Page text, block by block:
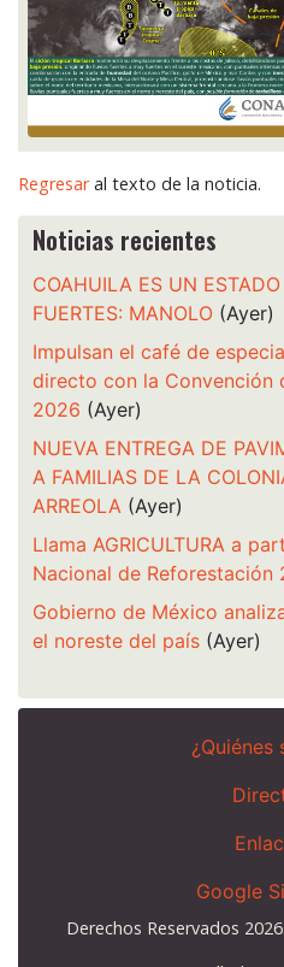
Regresaral texto de la noticia.
Noticias recientes
COAHUILA ES UN
FUERTES: MANOLO (Ayer)
Impulsan el café de
directo con la Convención
2026 (Ayer)
NUEVA ENTREGA DE
A FAMILIAS DE LA
ARREOLA (Ayer)
Llama AGRICULTURA a
Nacional de Reforestación
Gobierno de México
el noreste del país (Ayer)
¿Quiénes
Google
Derechos Reservados